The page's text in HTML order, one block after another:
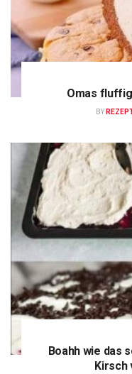
Omas
BY
Boahh wie das
Kirsch